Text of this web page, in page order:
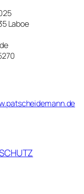
Laboe